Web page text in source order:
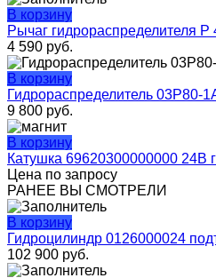
В корзину
Рычаг гидрораспределителя Р
4 590 руб.
В корзину
Гидрораспределитель 03P80-
9 800 руб.
В корзину
Катушка 69620300000000 24В
Цена по запросу
РАНЕЕ ВЫ СМОТРЕЛИ
В корзину
Гидроцилиндр 0126000024
102 900 руб.